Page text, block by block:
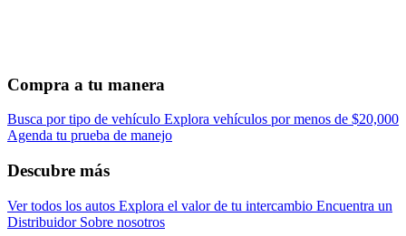
Compra a tu manera
Busca por tipo de vehículo Explora vehículos por menos de $20,000
Agenda tu prueba de manejo
Descubre más
Ver todos los autos Explora el valor de tu intercambio Encuentra un
Distribuidor Sobre nosotros